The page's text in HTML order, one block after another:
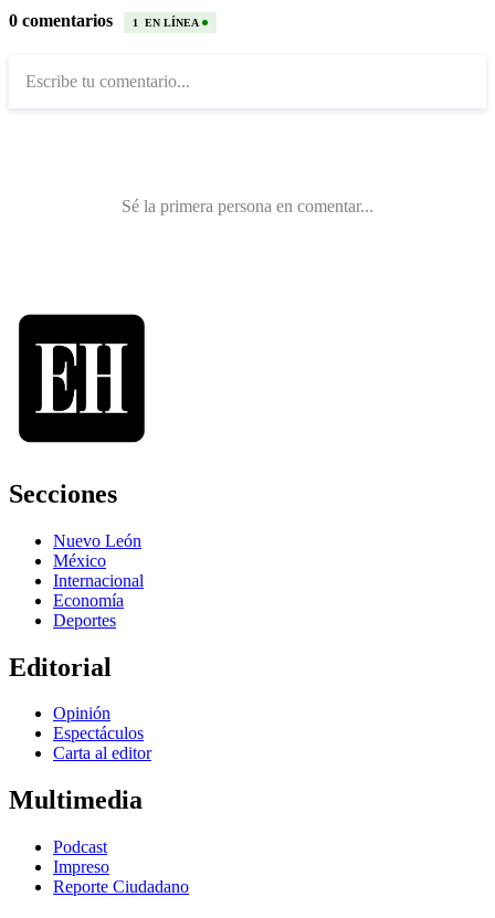
Secciones
Nuevo León
México
Internacional
Economía
Deportes
Editorial
Opinión
Espectáculos
Carta al editor
Multimedia
Podcast
Impreso
Reporte Ciudadano